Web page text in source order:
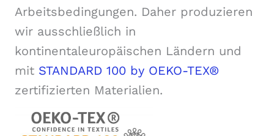
Arbeitsbedingungen. Daher produzieren
wir ausschließlich in
kontinentaleuropäischen Ländern und
mit STANDARD 100 by OEKO-TEX®
zertifizierten Materialien.